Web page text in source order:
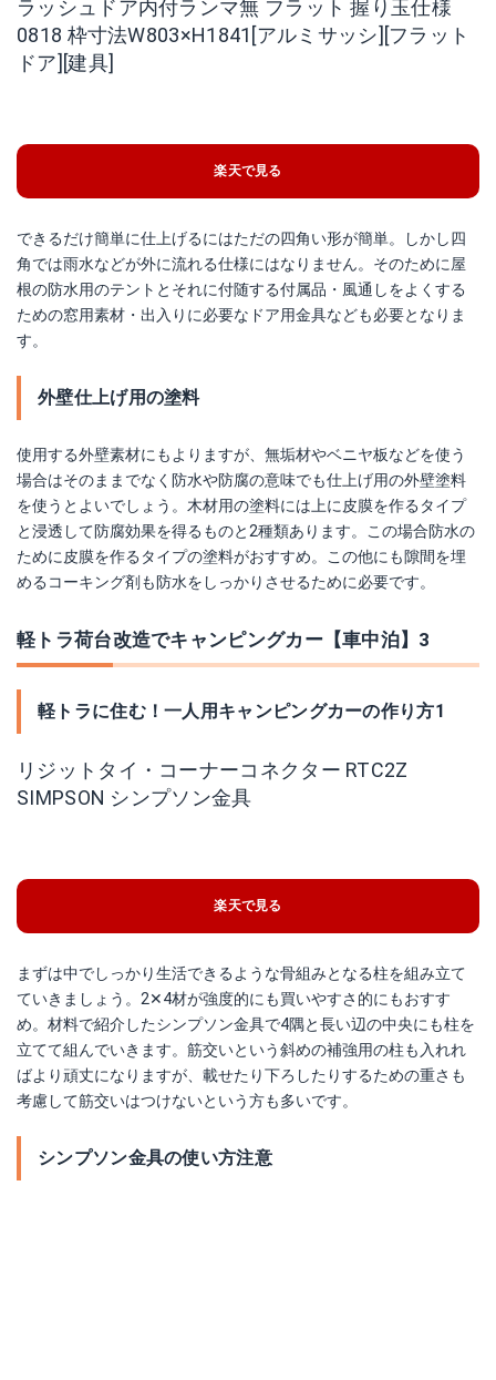
ラッシュドア内付ランマ無 フラット 握り玉仕様
0818 枠寸法W803×H1841[アルミサッシ][フラット
ドア][建具]
楽天で見る
できるだけ簡単に仕上げるにはただの四角い形が簡単。しかし四
角では雨水などが外に流れる仕様にはなりません。そのために屋
根の防水用のテントとそれに付随する付属品・風通しをよくする
ための窓用素材・出入りに必要なドア用金具なども必要となりま
す。
外壁仕上げ用の塗料
使用する外壁素材にもよりますが、無垢材やベニヤ板などを使う
場合はそのままでなく防水や防腐の意味でも仕上げ用の外壁塗料
を使うとよいでしょう。木材用の塗料には上に皮膜を作るタイプ
と浸透して防腐効果を得るものと2種類あります。この場合防水の
ために皮膜を作るタイプの塗料がおすすめ。この他にも隙間を埋
めるコーキング剤も防水をしっかりさせるために必要です。
軽トラ荷台改造でキャンピングカー【車中泊】3
軽トラに住む！一人用キャンピングカーの作り方1
リジットタイ・コーナーコネクター RTC2Z
SIMPSON シンプソン金具
楽天で見る
まずは中でしっかり生活できるような骨組みとなる柱を組み立て
ていきましょう。2✕4材が強度的にも買いやすさ的にもおすす
め。材料で紹介したシンプソン金具で4隅と長い辺の中央にも柱を
立てて組んでいきます。筋交いという斜めの補強用の柱も入れれ
ばより頑丈になりますが、載せたり下ろしたりするための重さも
考慮して筋交いはつけないという方も多いです。
シンプソン金具の使い方注意